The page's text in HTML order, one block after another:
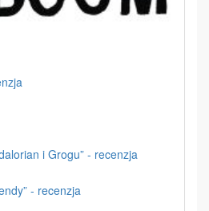
i Grogu” - recenzja
- recenzja